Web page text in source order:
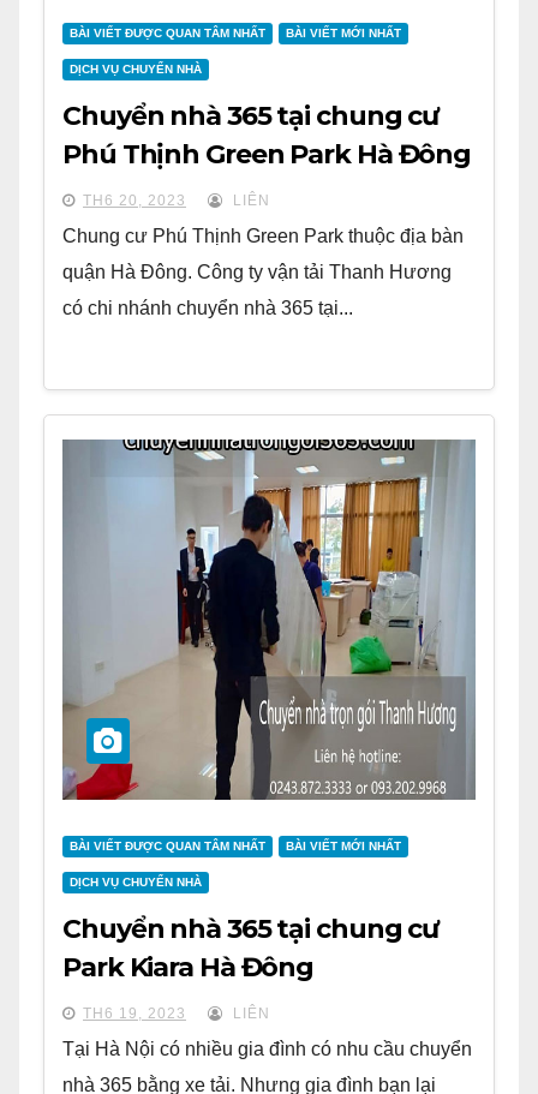
BÀI VIẾT ĐƯỢC QUAN TÂM NHẤT BÀI VIẾT MỚI NHẤT
DỊCH VỤ CHUYỂN NHÀ
Chuyển nhà 365 tại chung cư
Phú Thịnh Green Park Hà Đông
TH6 20, 2023 LIÊN
Chung cư Phú Thịnh Green Park thuộc địa bàn
quận Hà Đông. Công ty vận tải Thanh Hương
có chi nhánh chuyển nhà 365 tại...
BÀI VIẾT ĐƯỢC QUAN TÂM NHẤT BÀI VIẾT MỚI NHẤT
DỊCH VỤ CHUYỂN NHÀ
Chuyển nhà 365 tại chung cư
Park Kiara Hà Đông
TH6 19, 2023 LIÊN
Tại Hà Nội có nhiều gia đình có nhu cầu chuyển
nhà 365 bằng xe tải. Nhưng gia đình bạn lại